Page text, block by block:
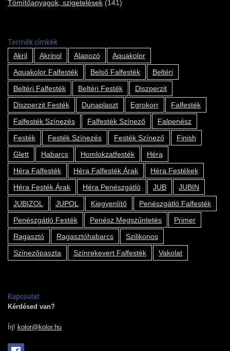
Tömítőanyagok, szigetelések (141)
Termék címkék
Akril
Akrinol Alapozó
Aquakolor
Aquakolor Falfesték
Belső Falfesték
Beltéri
Beltéri Falfesték
Beltéri Festék
Diszperzit
Diszperzit Festék
Dunaplaszt Egrokorr
Falfesték
Falfesték Színezés
Falfesték Színező
Falpenész
Festék
Festék Színezés Festék Színező
Finish
Glett
Habarcs Homlokzatfesték
Héra
Héra Falfesték
Héra Falfesték Árak
Héra Festékek
Héra Festék Árak
Héra Penészgátló JUB
JUBIN
JUBIZOL
JUPOL Kiegyenlítő
Penészgátló Falfesték
Penészgátló Festék
Penész Megszűntetés
Primer
Ragasztó
Ragasztóhabarcs
Szilikonos
Színezőpaszta
Színrekevert Falfesték Vakolat
Kapcsolat
Kérdésed van?
Írj! kolor@kolor.hu